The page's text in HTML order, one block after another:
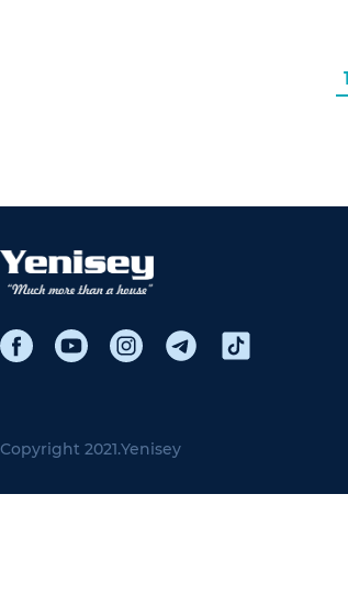
1
Copyright 2021.Yenisey